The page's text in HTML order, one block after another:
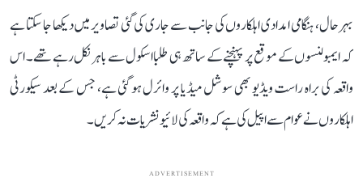
بہرحال، ہنگامی امدادی اہلکاروں کی جانب سے جاری کی گئی تصاویر میں دیکھا جا سکتا ہے
کہ ایمبولنسوں کے موقع پر پہنچنے کے ساتھ ہی طلبا اسکول سے باہر نکل رہے تھے۔ اس
واقعہ کی براہ راست ویڈیو بھی سوشل میڈیا پر وائرل ہو گئی ہے، جس کے بعد سیکورٹی
اہلکاروں نے عوام سے اپیل کی ہے کہ واقعہ کی لائیو نشریات نہ کریں۔
ADVERTISEMENT